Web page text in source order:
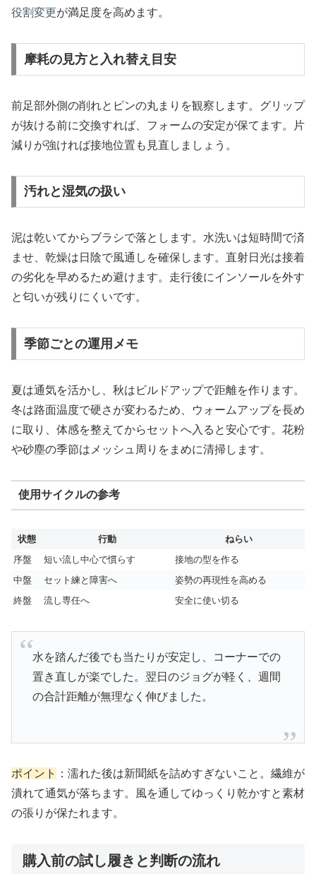
役割変更が満足度を高めます。
摩耗の見方と入れ替え目安
前足部外側の削れとピンの丸まりを観察します。グリップ
が抜ける前に交換すれば、フォームの安定が保てます。片
減りが強ければ接地位置も見直しましょう。
汚れと湿気の扱い
泥は乾いてからブラシで落とします。水洗いは短時間で済
ませ、乾燥は日陰で風通しを確保します。直射日光は接着
の劣化を早めるため避けます。走行後にインソールを外す
と匂いが残りにくいです。
季節ごとの運用メモ
夏は通気を活かし、秋はビルドアップで距離を作ります。
冬は路面温度で硬さが変わるため、ウォームアップを長め
に取り、体感を整えてからセットへ入ると安心です。花粉
や砂塵の季節はメッシュ周りをまめに清掃します。
使用サイクルの参考
状態 行動
ねらい
序盤
短い流し中心で慣らす
接地の型を作る
中盤
セット練と障害へ
姿勢の再現性を高める
終盤
流し専任へ 安全に使い切る
水を踏んだ後でも当たりが安定し、コーナーでの
置き直しが楽でした。翌日のジョグが軽く、週間
の合計距離が無理なく伸びました。
ポイント
：濡れた後は新聞紙を詰めすぎないこと。繊維が
潰れて通気が落ちます。風を通してゆっくり乾かすと素材
の張りが保たれます。
購入前の試し履きと判断の流れ